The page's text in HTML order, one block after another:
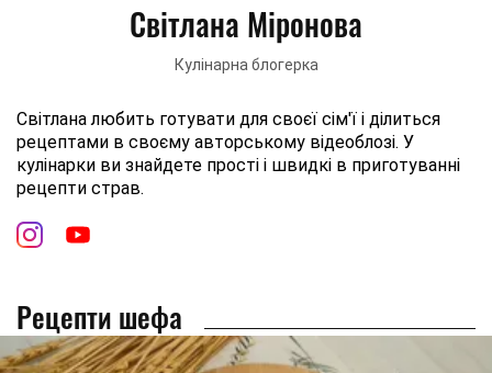
Світлана Міронова
Кулінарна блогерка
Світлана любить готувати для своєї сім'ї і ділиться
рецептами в своєму авторському відеоблозі. У
кулінарки ви знайдете прості і швидкі в приготуванні
рецепти страв.
Рецепти шефа